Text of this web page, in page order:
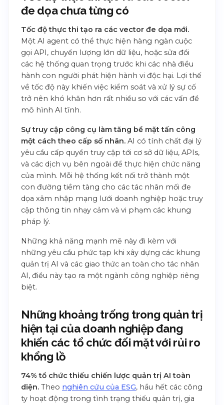
đe dọa chưa từng có
Tốc độ thực thi tạo ra các vector đe dọa mới.
Một AI agent có thể thực hiện hàng ngàn cuộc
gọi API, chuyển lượng lớn dữ liệu, hoặc sửa đổi
các hệ thống quan trọng trước khi các nhà điều
hành con người phát hiện hành vi độc hại. Lợi thế
về tốc độ này khiến việc kiểm soát và xử lý sự cố
trở nên khó khăn hơn rất nhiều so với các vấn đề
mô hình AI tĩnh.
Sự truy cập công cụ làm tăng bề mặt tấn công
một cách theo cấp số nhân. AI có tính chất đại lý
yêu cầu cấp quyền truy cập tới cơ sở dữ liệu, APIs,
và các dịch vụ bên ngoài để thực hiện chức năng
của mình. Mỗi hệ thống kết nối trở thành một
con đường tiềm tàng cho các tác nhân mối đe
dọa xâm nhập mạng lưới doanh nghiệp hoặc truy
cập thông tin nhạy cảm và vi phạm các khung
pháp lý.
Những khả năng mạnh mẽ này đi kèm với
những yêu cầu phức tạp khi xây dựng các khung
quản trị AI và các giao thức an toàn cho tác nhân
AI, điều này tạo ra một ngành công nghiệp riêng
biệt.
Những khoảng trống trong quản trị
hiện tại của doanh nghiệp đang
khiến các tổ chức đối mặt với rủi ro
khổng lồ
74% tổ chức thiếu chiến lược quản trị AI toàn
diện. Theo nghiên cứu của ESG, hầu hết các công
ty hoạt động trong tình trạng thiếu quản trị, gia